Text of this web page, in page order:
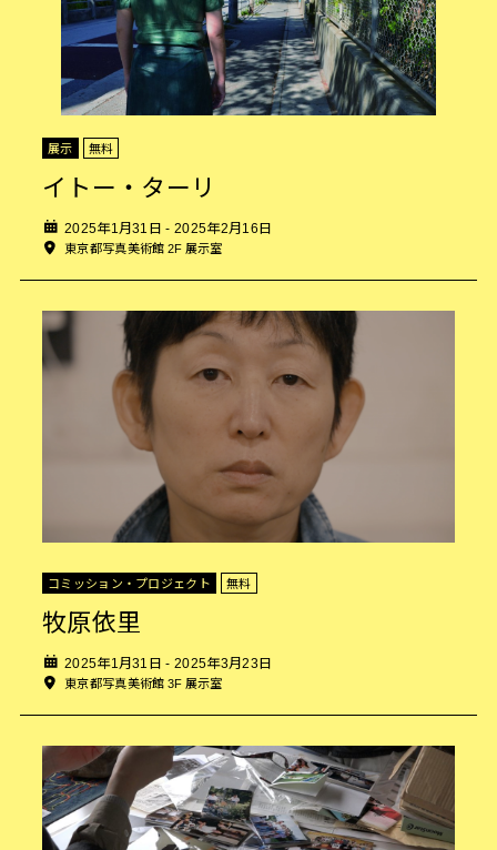
展示 無料
イトー・ターリ
2025年1月31日 - 2025年2月16日
東京都写真美術館 2F 展示室
コミッション・プロジェクト 無料
牧原依里
2025年1月31日 - 2025年3月23日
東京都写真美術館 3F 展示室